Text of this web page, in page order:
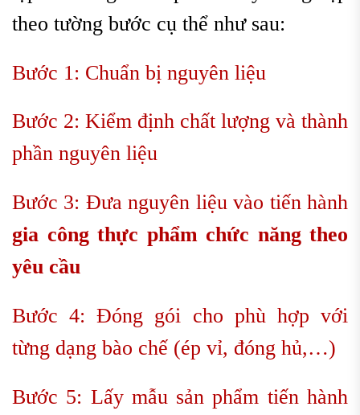
theo tường bước cụ thể như sau:
Bước 1: Chuẩn bị nguyên liệu
Bước 2: Kiểm định chất lượng và thành
phần nguyên liệu
Bước 3: Đưa nguyên liệu vào tiến hành
gia công thực phẩm chức năng theo
yêu cầu
Bước 4: Đóng gói cho phù hợp với
từng dạng bào chế (ép vỉ, đóng hủ,…)
Bước 5: Lấy mẫu sản phẩm tiến hành